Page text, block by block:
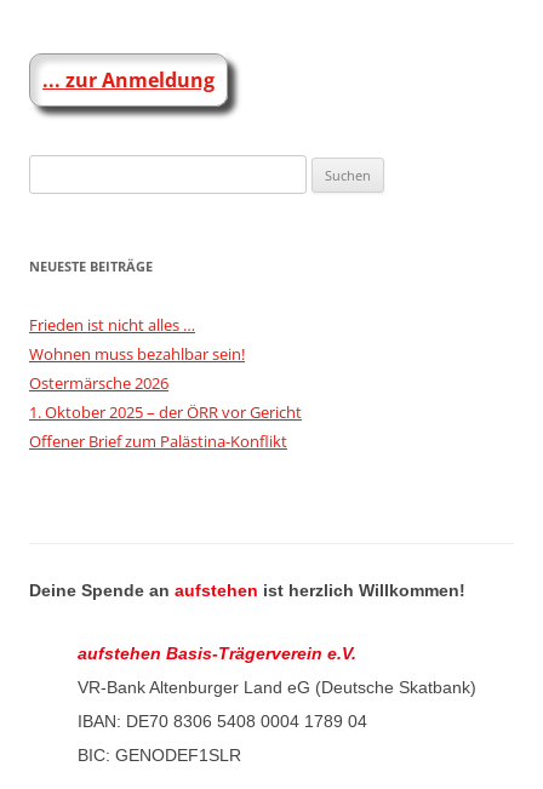
... zur Anmeldung
nach:
NEUESTE BEITRÄGE
Frieden ist nicht alles …
Wohnen muss bezahlbar sein!
Ostermärsche 2026
1. Oktober 2025 – der ÖRR vor Gericht
Offener Brief zum Palästina-Konflikt
Deine Spende an aufstehen ist herzlich Willkommen!
aufstehen Basis-Trägerverein e.V.
VR-Bank Altenburger Land eG (Deutsche Skatbank)
IBAN: DE70 8306 5408 0004 1789 04
BIC: GENODEF1SLR